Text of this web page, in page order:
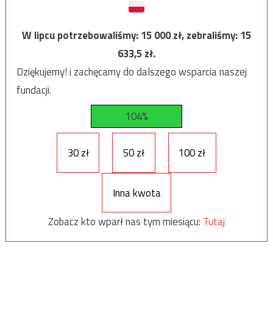
W lipcu potrzebowaliśmy:15 000zł, zebraliśmy:15
633,5zł.
Dziękujemy! i zachęcamy do dalszego wsparcia naszej
fundacji.
104%
30 zł 50 zł 100 zł
Inna kwota
Zobacz kto wparł nas tym miesiącu: Tutaj